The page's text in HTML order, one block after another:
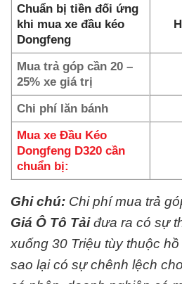
Chuẩn bị tiền đối ứng
khi mua xe đầu kéo
Dongfeng
Mua trả góp cần 20 –
25% xe giá trị
Chi phí lăn bánh
Mua xe Đầu Kéo
Dongfeng D320 cần
chuẩn bị:
Ghi chú: Chi phí mua trả
Giá Ô Tô Tảiđưa ra có sự
xuống 30 Triệu tùy thuộc
sao lại có sự chênh lệch